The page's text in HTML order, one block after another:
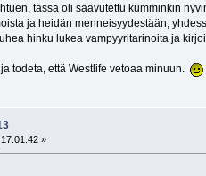
tässä oli saavutettu kumminkin
ja heidän menneisyydestään,
hinku lukea vampyyritarinoita ja
todeta, että Westlife vetoaa minuun.
»